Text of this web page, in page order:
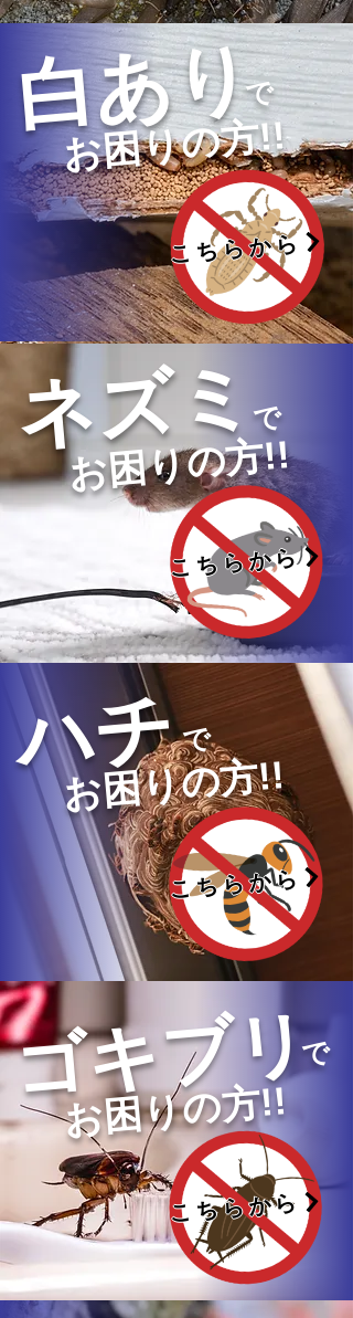
白ありで
お困りの方!!
こちらから
ネズミ
お困りの方!!
で
こちらから
ハチ
お困りの方!!
で
こちらから
ゴキブリ
お困りの方!!
で
こちらから